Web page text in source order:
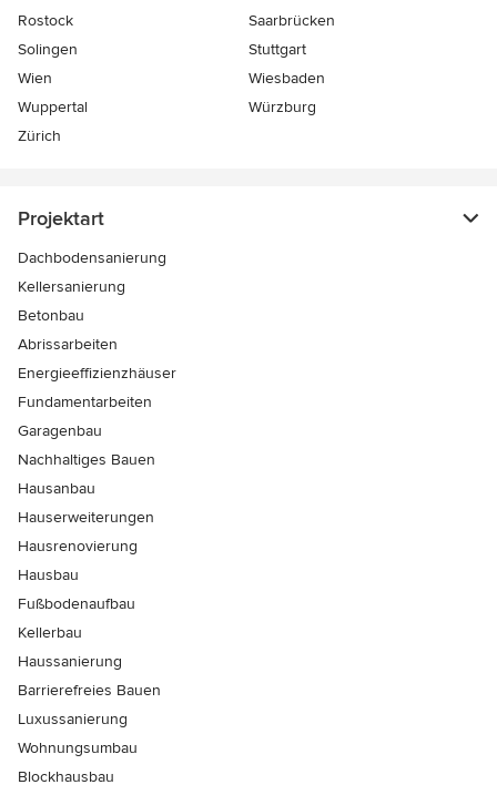
Rostock
Saarbrücken
Solingen
Stuttgart
Wien
Wiesbaden
Wuppertal
Würzburg
Zürich
Projektart
Dachbodensanierung
Kellersanierung
Betonbau
Abrissarbeiten
Energieeffizienzhäuser
Fundamentarbeiten
Garagenbau
Nachhaltiges Bauen
Hausanbau
Hauserweiterungen
Hausrenovierung
Hausbau
Fußbodenaufbau
Kellerbau
Haussanierung
Barrierefreies Bauen
Luxussanierung
Wohnungsumbau
Blockhausbau